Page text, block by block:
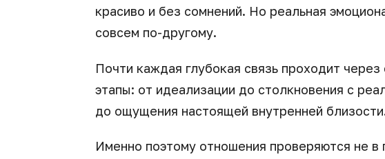
красиво и без сомнений. Но реальная
совсем по-другому.
Почти каждая глубокая связь проходит
этапы: от идеализации до столкновения с
до ощущения настоящей внутренней
Именно поэтому отношения проверяются не